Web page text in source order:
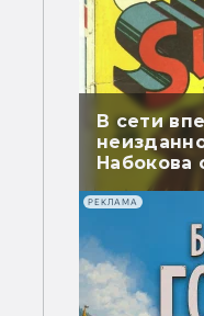
В сети
перевели
РЕКЛАМА